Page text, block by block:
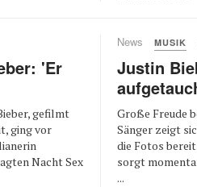
'Er
gefilmt
ging vor
Nacht Sex
News MUSIK
Justin
Große Freude
Sänger zeigt
die Fotos
sorgt
...